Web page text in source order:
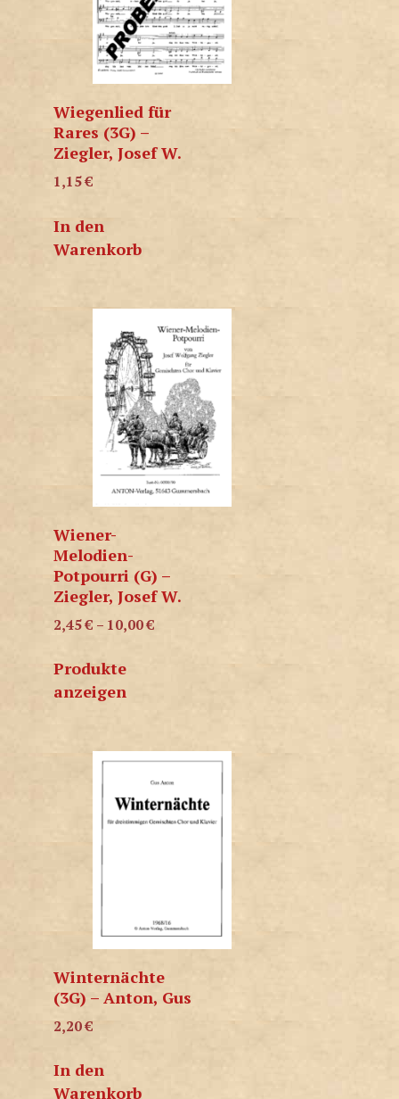
Wiegenlied für
Rares (3G) –
Ziegler, Josef W.
1,15€
In den
Warenkorb
Wiener-
Melodien-
Potpourri (G) –
Ziegler, Josef W.
2,45€ – 10,00€
Produkte
anzeigen
Winternächte
(3G) – Anton, Gus
2,20€
In den
Warenkorb